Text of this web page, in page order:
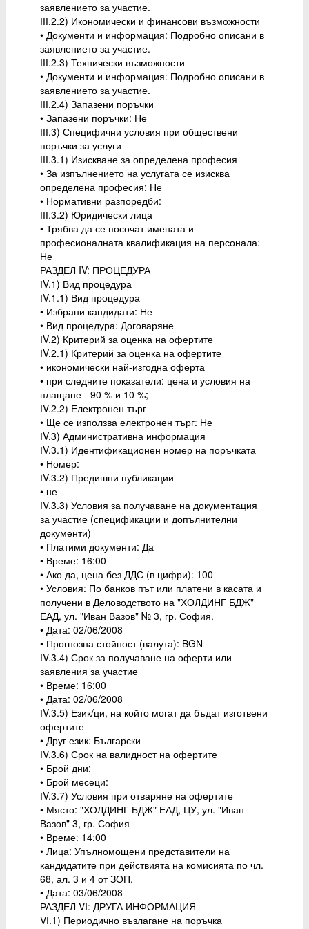
заявлението за участие.
ІІІ.2.2) Икономически и финансови възможности
• Документи и информация: Подробно описани в
заявлението за участие.
ІІІ.2.3) Технически възможности
• Документи и информация: Подробно описани в
заявлението за участие.
ІІІ.2.4) Запазени поръчки
• Запазени поръчки: Не
ІІІ.3) Специфични условия при обществени
поръчки за услуги
ІІІ.3.1) Изискване за определена професия
• За изпълнението на услугата се изисква
определена професия: Не
• Нормативни разпоредби:
ІІІ.3.2) Юридически лица
• Трябва да се посочат имената и
професионалната квалификация на персонала:
Не
РАЗДЕЛ IV: ПРОЦЕДУРА
ІV.1) Вид процедура
ІV.1.1) Вид процедура
• Избрани кандидати: Не
• Вид процедура: Договаряне
ІV.2) Критерий за оценка на офертите
ІV.2.1) Критерий за оценка на офертите
• икономически най-изгодна оферта
• при следните показатели: цена и условия на
плащане - 90 % и 10 %;
ІV.2.2) Електронен търг
• Ще се използва електронен търг: Не
ІV.3) Административна информация
ІV.3.1) Идентификационен номер на поръчката
• Номер:
ІV.3.2) Предишни публикации
• не
ІV.3.3) Условия за получаване на документация
за участие (спецификации и допълнителни
документи)
• Платими документи: Да
• Време: 16:00
• Ако да, цена без ДДС (в цифри): 100
• Условия: По банков път или платени в касата и
получени в Деловодството на "ХОЛДИНГ БДЖ"
ЕАД, ул. "Иван Вазов" № 3, гр. София.
• Дата: 02/06/2008
• Прогнозна стойност (валута): BGN
ІV.3.4) Срок за получаване на оферти или
заявления за участие
• Време: 16:00
• Дата: 02/06/2008
ІV.3.5) Език/ци, на който могат да бъдат изготвени
офертите
• Друг език: Български
ІV.3.6) Срок на валидност на офертите
• Брой дни:
• Брой месеци:
ІV.3.7) Условия при отваряне на офертите
• Място: "ХОЛДИНГ БДЖ" ЕАД, ЦУ, ул. "Иван
Вазов" 3, гр. София
• Време: 14:00
• Лица: Упълномощени представители на
кандидатите при действията на комисията по чл.
68, ал. 3 и 4 от ЗОП.
• Дата: 03/06/2008
РАЗДЕЛ VI: ДРУГА ИНФОРМАЦИЯ
VІ.1) Периодично възлагане на поръчка